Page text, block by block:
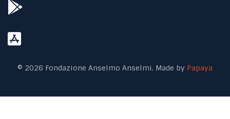
© 2026 Fondazione Anselmo Anselmi. Made by Papaya